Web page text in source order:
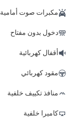
مكبرات صوت أمامية
دخول بدون مفتاح
أقفال كهربائية
مقود كهربائي
منافذ تكييف خلفية
كاميرا خلفية